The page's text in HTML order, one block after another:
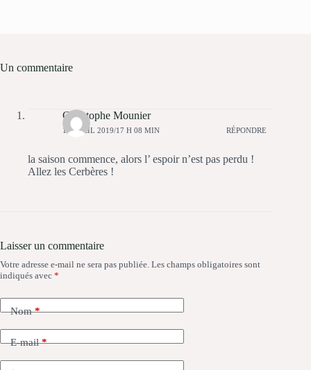
Un commentaire
Christophe Mounier
19 AVRIL 2019/17 H 08 MIN RÉPONDRE
la saison commence, alors l’ espoir n’est pas perdu !
Allez les Cerbères !
Laisser un commentaire
Votre adresse e-mail ne sera pas publiée. Les champs obligatoires sont
indiqués avec *
Nom*
E-mail*